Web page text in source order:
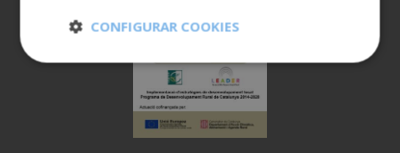
CONFIGURAR COOKIES
Cookies
estrictamente
necesarias
Cookies de
rendimiento